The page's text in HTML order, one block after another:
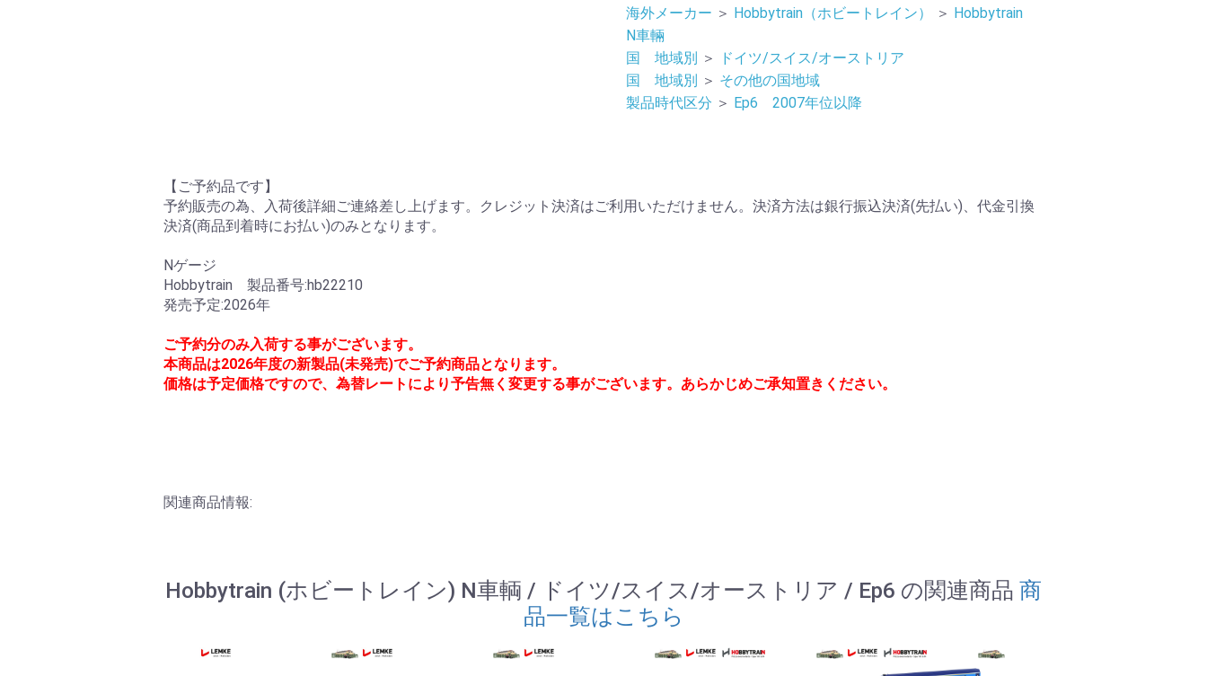
海外メーカー ＞ Hobbytrain（ホビートレイン） ＞ Hobbytrain
N車輛
国 地域別 ＞
ドイツ/スイス/オーストリア
国 地域別 ＞ その他の国地域
製品時代区分 ＞ Ep6 2007年位以降
【ご予約品です】
予約販売の為、入荷後詳細ご連絡差し上げます。クレジット決済はご利用いただけません。決済方法は銀行振込決済(先払い)、代金引換
決済(商品到着時にお払い)のみとなります。
Nゲージ
Hobbytrain 製品番号:hb22210
発売予定:2026年
ご予約分のみ入荷する事がございます。
本商品は2026年度の新製品(未発売)でご予約商品となります。
価格は予定価格ですので、為替レートにより予告無く変更する事がございます。あらかじめご承知置きください。
関連商品情報:
Hobbytrain (ホビートレイン) N車輌 / ドイツ/スイス/オーストリア / Ep6 の関連商品 商
品一覧はこちら